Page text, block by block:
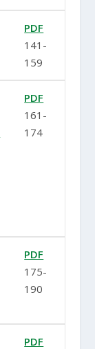
PDF
141-
159
PDF
161-
174
PDF
175-
190
PDF